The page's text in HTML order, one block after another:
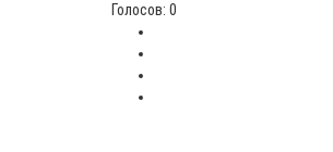
Голосов: 0